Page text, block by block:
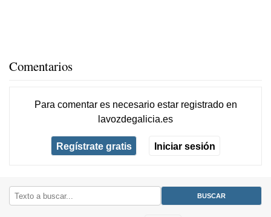
Comentarios
Para comentar es necesario estar registradoen
lavozdegalicia.es
Regístrate gratis Iniciar sesión